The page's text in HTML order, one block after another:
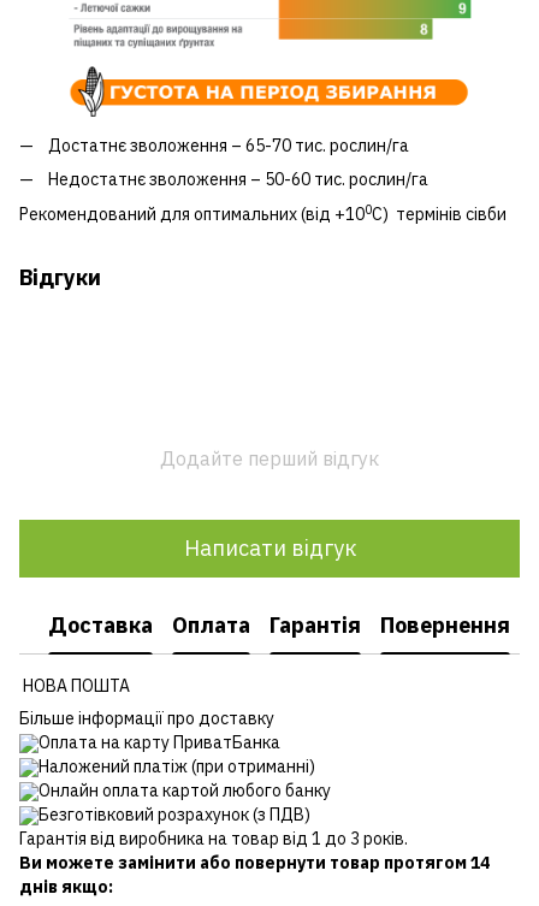
Достатнє зволоження – 65-70 тис. рослин/га
Недостатнє зволоження – 50-60 тис. рослин/га
Рекомендований для оптимальних (від +100С) термінів сівби
Відгуки
Додайте перший відгук
Написати відгук
Доставка Оплата Гарантія Повернення
НОВА ПОШТА
Більше інформації про доставку
Оплата на карту ПриватБанка
Наложений платіж (при отриманні)
Онлайн оплата картой любого банку
Безготівковий розрахунок (з ПДВ)
Гарантія від виробника на товар від 1 до 3 років.
Ви можете замінити або повернути товар протягом 14
днів якщо: